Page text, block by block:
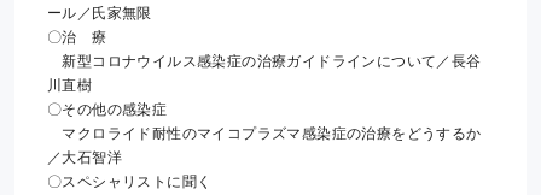
ール／氏家無限
〇治　療
新型コロナウイルス感染症の治療ガイドラインについて／長谷
川直樹
〇その他の感染症
マクロライド耐性のマイコプラズマ感染症の治療をどうするか
／大石智洋
〇スペシャリストに聞く